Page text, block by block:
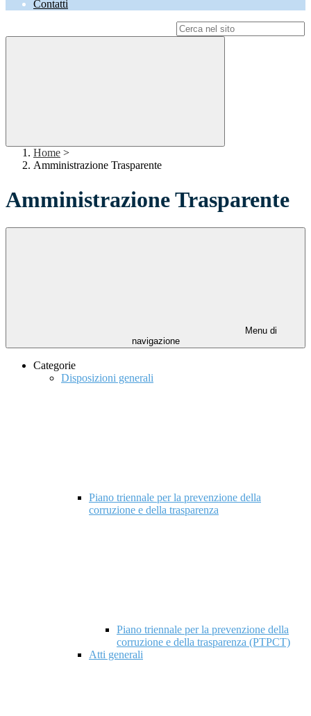
Contatti
Home >
Amministrazione Trasparente
Amministrazione Trasparente
Menu di
navigazione
Categorie
Disposizioni generali
Piano triennale per la prevenzione della
corruzione e della trasparenza
Piano triennale per la prevenzione della
corruzione e della trasparenza (PTPCT)
Atti generali